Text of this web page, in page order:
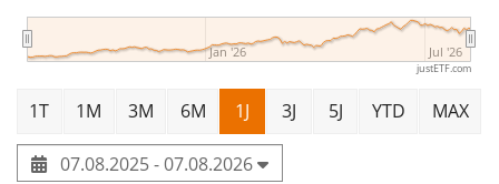
Jan '26 Jul '26
justETF.com
1T 1M 3M 6M 1J 3J 5J YTD MAX
07.08.2025 - 07.08.2026